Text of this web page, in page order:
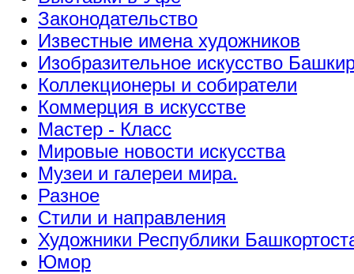
Законодательство
Известные имена художников
Изобразительное искусство
Коллекционеры и собиратели
Коммерция в искусстве
Мастер - Класс
Мировые новости искусства
Музеи и галереи мира.
Разное
Стили и направления
Художники Республики
Юмор